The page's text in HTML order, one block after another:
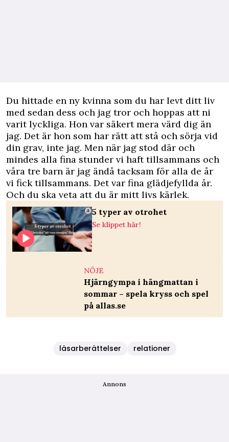
Du hittade en ny kvinna som du har levt ditt liv
med sedan dess och jag tror och hoppas att ni
varit lyckliga. Hon var säkert mera värd dig än
jag. Det är hon som har rätt att stå och sörja vid
din grav, inte jag. Men när jag stod där och
mindes alla fina stunder vi haft tillsammans och
våra tre barn är jag ändå tacksam för alla de år
vi fick tillsammans. Det var fina glädjefyllda år.
Och du ska veta att du är mitt livs kärlek.
5 typer av otrohet
Se klippet här!
NÖJE
Hjärngympa i hängmattan i
sommar – spela kryss och spel
på allas.se
läsarberättelser relationer
Annons